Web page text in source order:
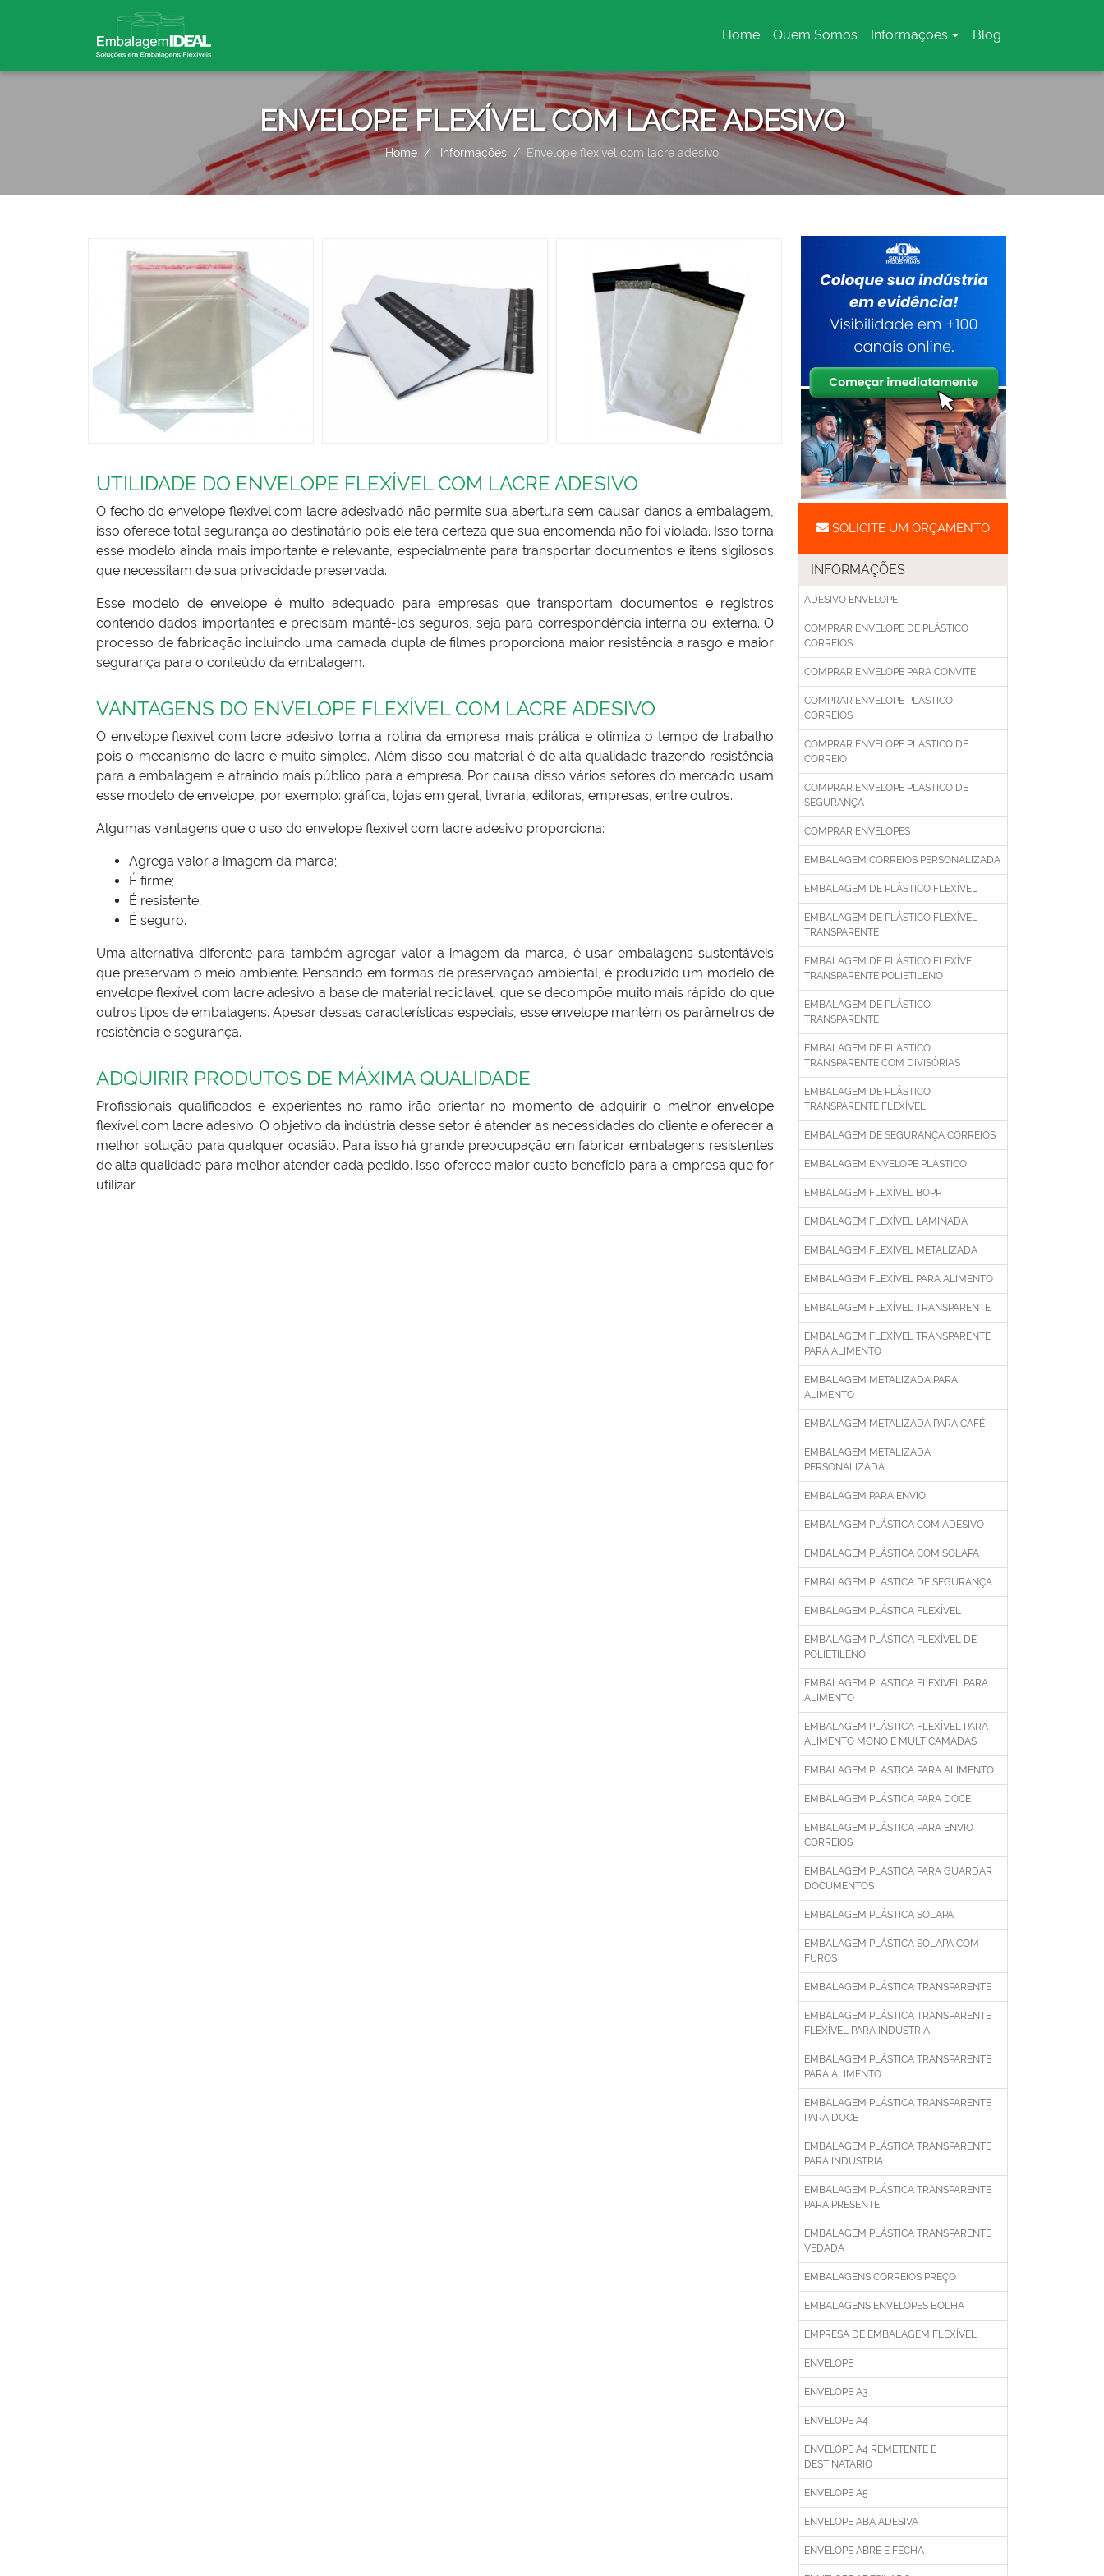
Home
(current)
Quem Somos Informações Blog
ENVELOPE FLEXÍVEL COM LACRE ADESIVO
Home Informações Envelope flexível com lacre adesivo
UTILIDADE DO ENVELOPE FLEXÍVEL COM LACRE ADESIVO
O fecho do envelope flexível com lacre adesivado não permite sua abertura sem causar danos a embalagem,
isso oferece total segurança ao destinatário pois ele terá certeza que sua encomenda não foi violada. Isso torna
esse modelo ainda mais importante e relevante, especialmente para transportar documentos e itens sigilosos
que necessitam de sua privacidade preservada.
Esse modelo de envelope é muito adequado para empresas que transportam documentos e registros
contendo dados importantes e precisam mantê-los seguros, seja para correspondência interna ou externa. O
processo de fabricação incluindo uma camada dupla de filmes proporciona maior resistência a rasgo e maior
segurança para o conteúdo da embalagem.
VANTAGENS DO ENVELOPE FLEXÍVEL COM LACRE ADESIVO
O envelope flexível com lacre adesivo torna a rotina da empresa mais prática e otimiza o tempo de trabalho
pois o mecanismo de lacre é muito simples. Além disso seu material é de alta qualidade trazendo resistência
para a embalagem e atraindo mais público para a empresa. Por causa disso vários setores do mercado usam
esse modelo de envelope, por exemplo: gráfica, lojas em geral, livraria, editoras, empresas, entre outros.
Algumas vantagens que o uso do envelope flexível com lacre adesivo proporciona:
Agrega valor a imagem da marca;
É firme;
É resistente;
É seguro.
Uma alternativa diferente para também agregar valor a imagem da marca, é usar embalagens sustentáveis
que preservam o meio ambiente. Pensando em formas de preservação ambiental, é produzido um modelo de
envelope flexível com lacre adesivo a base de material reciclável, que se decompõe muito mais rápido do que
outros tipos de embalagens. Apesar dessas características especiais, esse envelope mantém os parâmetros de
resistência e segurança.
ADQUIRIR PRODUTOS DE MÁXIMA QUALIDADE
Profissionais qualificados e experientes no ramo irão orientar no momento de adquirir o melhor envelope
flexível com lacre adesivo. O objetivo da indústria desse setor é atender as necessidades do cliente e oferecer a
melhor solução para qualquer ocasião. Para isso há grande preocupação em fabricar embalagens resistentes
de alta qualidade para melhor atender cada pedido. Isso oferece maior custo benefício para a empresa que for
utilizar.
SOLICITE UM ORÇAMENTO
INFORMAÇÕES
ADESIVO ENVELOPE
COMPRAR ENVELOPE DE PLÁSTICO
CORREIOS
COMPRAR ENVELOPE PARA CONVITE
COMPRAR ENVELOPE PLÁSTICO
CORREIOS
COMPRAR ENVELOPE PLÁSTICO DE
CORREIO
COMPRAR ENVELOPE PLÁSTICO DE
SEGURANÇA
COMPRAR ENVELOPES
EMBALAGEM CORREIOS PERSONALIZADA
EMBALAGEM DE PLÁSTICO FLEXÍVEL
EMBALAGEM DE PLÁSTICO FLEXÍVEL
TRANSPARENTE
EMBALAGEM DE PLÁSTICO FLEXÍVEL
TRANSPARENTE POLIETILENO
EMBALAGEM DE PLÁSTICO
TRANSPARENTE
EMBALAGEM DE PLÁSTICO
TRANSPARENTE COM DIVISÓRIAS
EMBALAGEM DE PLÁSTICO
TRANSPARENTE FLEXÍVEL
EMBALAGEM DE SEGURANÇA CORREIOS
EMBALAGEM ENVELOPE PLÁSTICO
EMBALAGEM FLEXÍVEL BOPP
EMBALAGEM FLEXÍVEL LAMINADA
EMBALAGEM FLEXÍVEL METALIZADA
EMBALAGEM FLEXÍVEL PARA ALIMENTO
EMBALAGEM FLEXÍVEL TRANSPARENTE
EMBALAGEM FLEXÍVEL TRANSPARENTE
PARA ALIMENTO
EMBALAGEM METALIZADA PARA
ALIMENTO
EMBALAGEM METALIZADA PARA CAFÉ
EMBALAGEM METALIZADA
PERSONALIZADA
EMBALAGEM PARA ENVIO
EMBALAGEM PLÁSTICA COM ADESIVO
EMBALAGEM PLÁSTICA COM SOLAPA
EMBALAGEM PLÁSTICA DE SEGURANÇA
EMBALAGEM PLÁSTICA FLEXÍVEL
EMBALAGEM PLÁSTICA FLEXÍVEL DE
POLIETILENO
EMBALAGEM PLÁSTICA FLEXÍVEL PARA
ALIMENTO
EMBALAGEM PLÁSTICA FLEXÍVEL PARA
ALIMENTO MONO E MULTICAMADAS
EMBALAGEM PLÁSTICA PARA ALIMENTO
EMBALAGEM PLÁSTICA PARA DOCE
EMBALAGEM PLÁSTICA PARA ENVIO
CORREIOS
EMBALAGEM PLÁSTICA PARA GUARDAR
DOCUMENTOS
EMBALAGEM PLÁSTICA SOLAPA
EMBALAGEM PLÁSTICA SOLAPA COM
FUROS
EMBALAGEM PLÁSTICA TRANSPARENTE
EMBALAGEM PLÁSTICA TRANSPARENTE
FLEXÍVEL PARA INDÚSTRIA
EMBALAGEM PLÁSTICA TRANSPARENTE
PARA ALIMENTO
EMBALAGEM PLÁSTICA TRANSPARENTE
PARA DOCE
EMBALAGEM PLÁSTICA TRANSPARENTE
PARA INDÚSTRIA
EMBALAGEM PLÁSTICA TRANSPARENTE
PARA PRESENTE
EMBALAGEM PLÁSTICA TRANSPARENTE
VEDADA
EMBALAGENS CORREIOS PREÇO
EMBALAGENS ENVELOPES BOLHA
EMPRESA DE EMBALAGEM FLEXÍVEL
ENVELOPE
ENVELOPE A3
ENVELOPE A4
ENVELOPE A4 REMETENTE E
DESTINATÁRIO
ENVELOPE A5
ENVELOPE ABA ADESIVA
ENVELOPE ABRE E FECHA